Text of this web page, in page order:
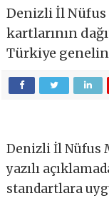
Denizli İl
kartlarının
Türkiye
Denizli İl Nüfus
yazılı
standartlara